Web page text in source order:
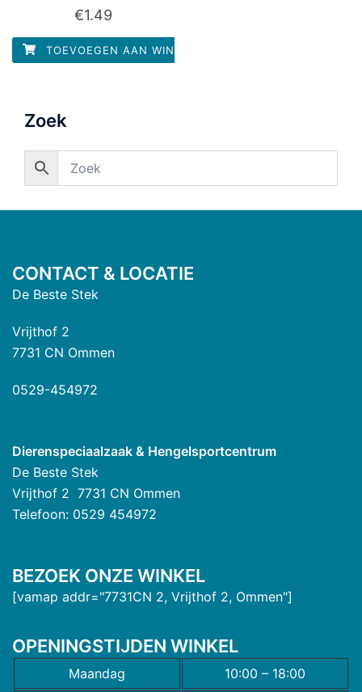
Waardering
5
€1.49
TOEVOEGEN AAN WINKELWAGEN
Zoek
CONTACT & LOCATIE
De Beste Stek
Vrijthof 2
7731 CN Ommen
0529-454972
Dierenspeciaalzaak & Hengelsportcentrum
De Beste Stek
Vrijthof 2 7731 CN Ommen
Telefoon: 0529 454972
BEZOEK ONZE WINKEL
[vamap addr="7731CN 2, Vrijthof 2, Ommen"]
OPENINGSTIJDEN WINKEL
Maandag
10:00 – 18:00